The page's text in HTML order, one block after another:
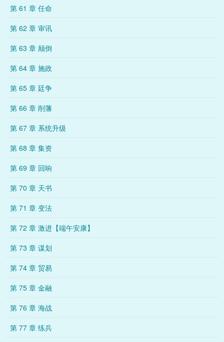
第 61 章 任命
第 62 章 审讯
第 63 章 颠倒
第 64 章 施政
第 65 章 廷争
第 66 章 削藩
第 67 章 系统升级
第 68 章 集资
第 69 章 回响
第 70 章 天书
第 71 章 变法
第 72 章 激进【端午安康】
第 73 章 谋划
第 74 章 贸易
第 75 章 金融
第 76 章 海战
第 77 章 练兵